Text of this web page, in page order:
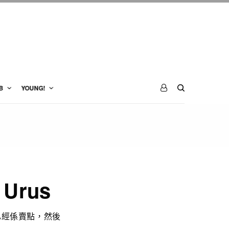
YOUNG!
係賣點，然後